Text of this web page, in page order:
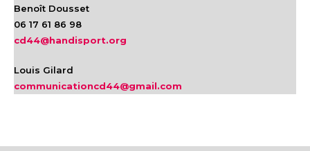
Benoît Dousset
06 17 61 86 98
cd44@handisport.org
Louis Gilard
communicationcd44@gmail.com